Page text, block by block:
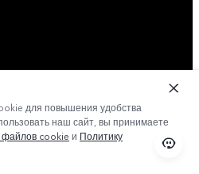
для повышения удобства
наш сайт, вы принимаете
файлов cookie и Политику